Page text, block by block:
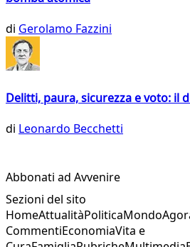
di Gerolamo Fazzini
Delitti, paura, sicurezza e voto: il
di Leonardo Becchetti
Abbonati ad Avvenire
Sezioni del sito
HomeAttualitàPoliticaMondo
CommentiEconomiaVita e